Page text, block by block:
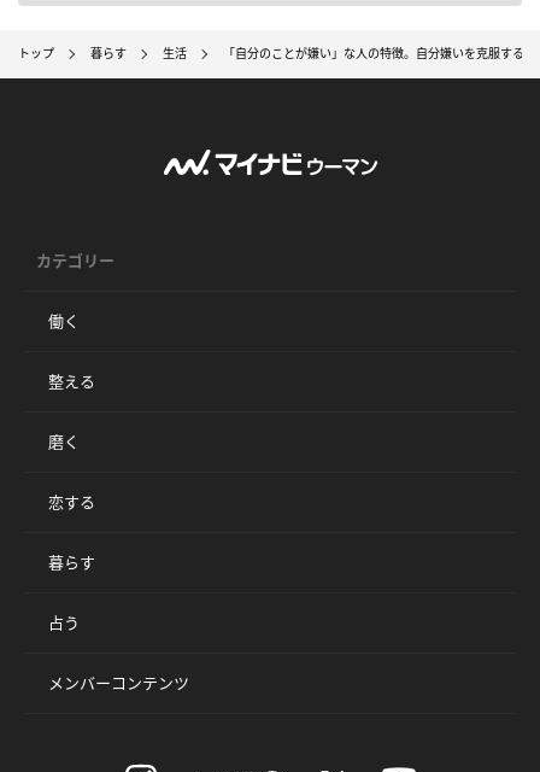
トップ 暮らす 生活 「自分のことが嫌い」な人の特徴。自分嫌いを克服する
カテゴリー
働く
整える
磨く
恋する
暮らす
占う
メンバーコンテンツ